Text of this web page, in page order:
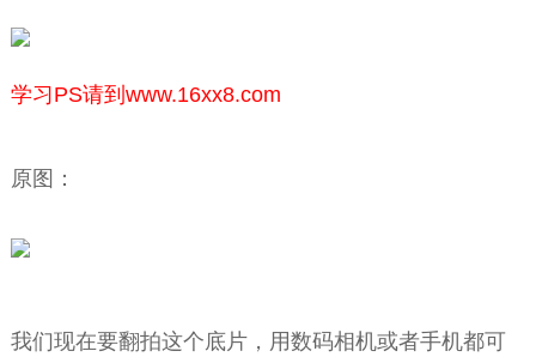
学习PS请到www.16xx8.com
原图：
我们现在要翻拍这个底片，用数码相机或者手机都可